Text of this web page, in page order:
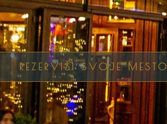
REZERVIŠI SVOJE MESTO